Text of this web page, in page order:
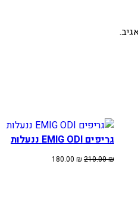
גריפים EMIG ODI ננעלות
210.00₪
המחיר
180.00 ₪
המחיר